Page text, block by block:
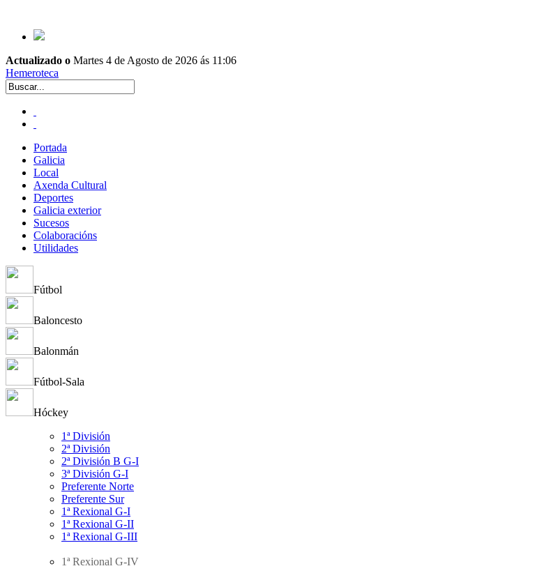
Actualizado o Martes 4 de Agosto de 2026 ás 11:06
Hemeroteca
Portada
Galicia
Local
Axenda Cultural
Deportes
Galicia exterior
Sucesos
Colaboracións
Utilidades
Fútbol
Baloncesto
Balonmán
Fútbol-Sala
Hóckey
1ª División
2ª División
2ª División B G-I
3ª División G-I
Preferente Norte
Preferente Sur
1ª Rexional G-I
1ª Rexional G-II
1ª Rexional G-III
1ª Rexional G-IV